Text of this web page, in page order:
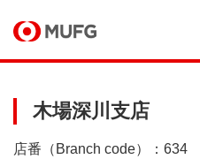
木場深川支店
店番（Branch code）：634